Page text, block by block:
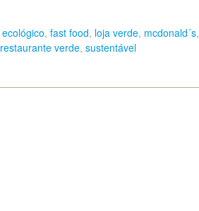
ecológico, fast food, loja verde, mcdonald´s,
restaurante verde, sustentável